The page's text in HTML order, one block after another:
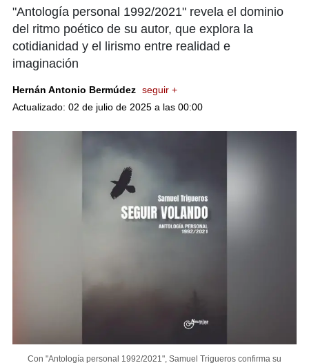
"Antología personal 1992/2021" revela el dominio
del ritmo poético de su autor, que explora la
cotidianidad y el lirismo entre realidad e
imaginación
Hernán Antonio Bermúdez seguir +
Actualizado: 02 de julio de 2025 a las 00:00
Con "Antología personal 1992/2021", Samuel Trigueros confirma su